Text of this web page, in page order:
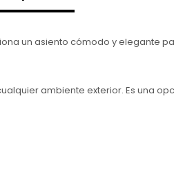
un asiento cómodo y elegante
ambiente exterior. Es una